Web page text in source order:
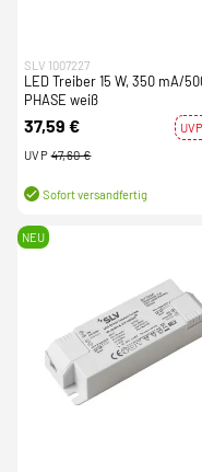
SLV 1007227
LED Treiber 15 W, 350 mA/
PHASE weiß
37,59 €
UVP 47,60 €
Sofort versandfertig
NEU